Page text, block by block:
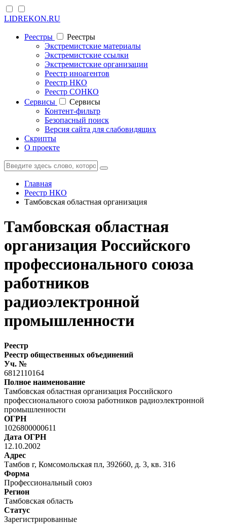
LIDREKON.RU
Реестры
Реестры
Экстремистские материалы
Экстремистские ссылки
Экстремистские организации
Реестр иноагентов
Реестр НКО
Реестр СОНКО
Cервисы
Cервисы
Контент-фильтр
Безопасный поиск
Версия сайта для слабовидящих
Скрипты
О проекте
Главная
Реестр НКО
Тамбовская областная организация
Тамбовская областная
организация Российского
профессионального союза
работников
радиоэлектронной
промышленности
Реестр
Реестр общественных объединений
Уч. №
6812110164
Полное наименование
Тамбовская областная организация Российского
профессионального союза работников радиоэлектронной
промышленности
ОГРН
1026800000611
Дата ОГРН
12.10.2002
Адрес
Тамбов г, Комсомольская пл, 392660, д. 3, кв. 316
Форма
Профессиональный союз
Регион
Тамбовская область
Статус
Зарегистрированные